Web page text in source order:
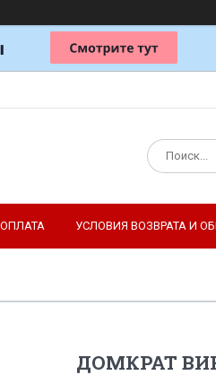
УСЛОВИЯ ВОЗВРАТА И
ДОМКРАТ